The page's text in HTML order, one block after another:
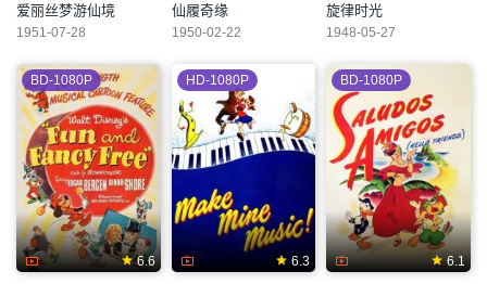
爱丽丝梦游仙境
1951-07-28
仙履奇缘
1950-02-22
旋律时光
1948-05-27
6.6
BD-1080P
6.3
HD-1080P
6.1
BD-1080P